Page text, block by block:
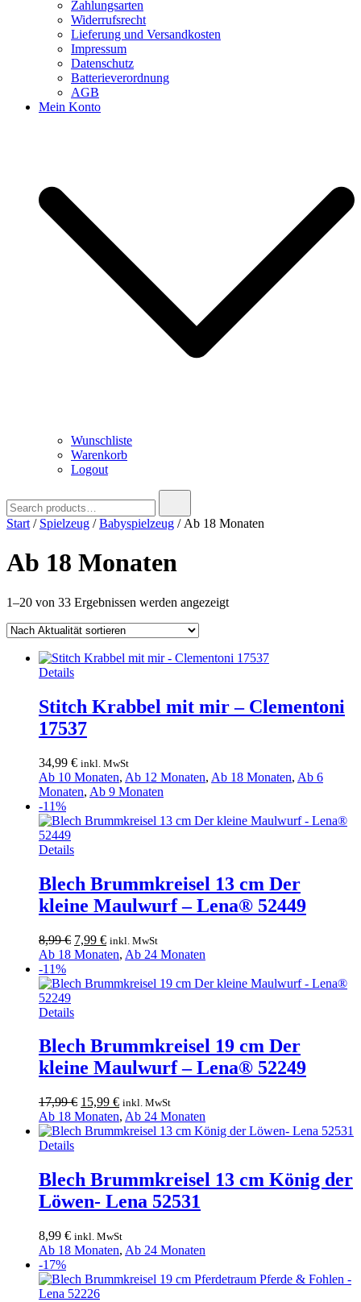
Zahlungsarten
Widerrufsrecht
Lieferung und Versandkosten
Impressum
Datenschutz
Batterieverordnung
AGB
Mein Konto
Wunschliste
Warenkorb
Logout
for:
Start / Spielzeug /Babyspielzeug / Ab 18 Monaten
Ab 18 Monaten
1–20 von 33 Ergebnissen werden angezeigtNach
Details
Stitch Krabbel mit mir – Clementoni
17537
34,99 € inkl. MwSt
Ab 10 Monaten, Ab 12 Monaten, Ab 18 Monaten, Ab 6
Monaten, Ab 9 Monaten
-11%
Details
Blech Brummkreisel 13 cm Der
kleine Maulwurf – Lena® 52449
8,99€ Ursprünglicher
Preis
8,99 €
7,99 €Aktueller
Preis
7,99 €.
inkl. MwSt
Ab 18 Monaten, Ab 24 Monaten
-11%
Details
Blech Brummkreisel 19 cm Der
kleine Maulwurf – Lena® 52249
17,99€ Ursprünglicher
Preis
war:
15,99 €Aktueller
Preis
ist:
inkl. MwSt
Ab 18 Monaten, Ab 24 Monaten
Details
Blech Brummkreisel 13 cm König der
Löwen- Lena 52531
8,99 € inkl. MwSt
Ab 18 Monaten, Ab 24 Monaten
-17%